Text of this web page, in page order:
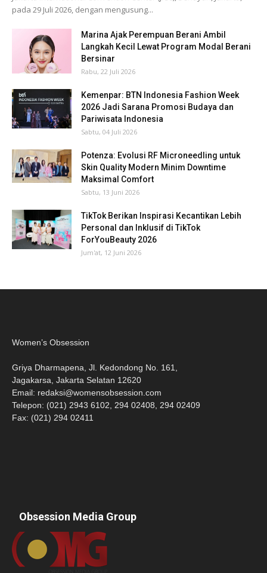
pada 29 Juli 2026, dengan mengusung...
Marina Ajak Perempuan Berani Ambil
Langkah Kecil Lewat Program Modal Berani
Bersinar
Rabu, 22 Juli 2026
Kemenpar: BTN Indonesia Fashion Week
2026 Jadi Sarana Promosi Budaya dan
Pariwisata Indonesia
Sabtu, 04 Juli 2026
Potenza: Evolusi RF Microneedling untuk
Skin Quality Modern Minim Downtime
Maksimal Comfort
Sabtu, 13 Juni 2026
TikTok Berikan Inspirasi Kecantikan Lebih
Personal dan Inklusif di TikTok
ForYouBeauty 2026
Jum'at, 12 Juni 2026
Women’s Obsession
Griya Dharmapena, Jl. Kedondong No. 161,
Jagakarsa, Jakarta Selatan 12620
Email: redaksi@womensobsession.com
Telepon: (021) 2943 6102, 294 02408, 294 02409
Fax: (021) 294 02411
Obsession Media Group